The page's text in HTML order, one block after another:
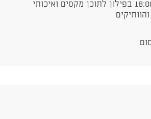
נפגש כל רביעי ב 18:00 בפילון לתוכן מקסים ואיכותי